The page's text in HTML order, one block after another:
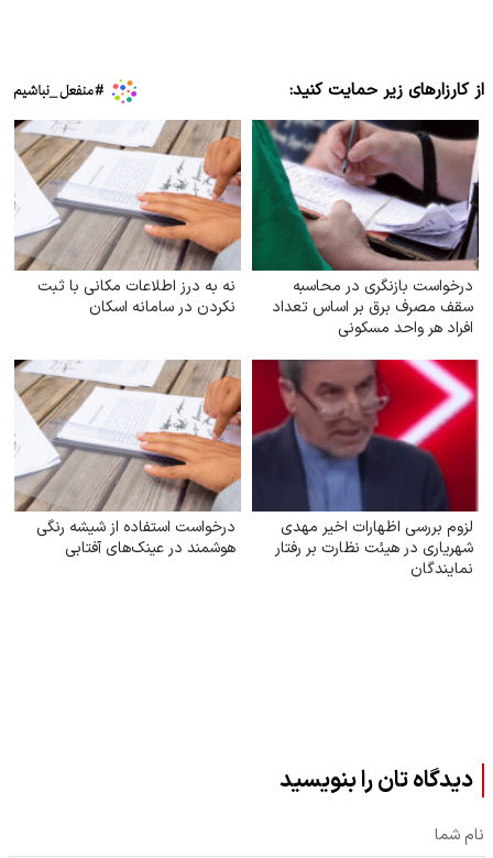
از کارزارهای زیر حمایت کنید:
درخواست بازنگری در محاسبه
سقف مصرف برق بر اساس تعداد
افراد هر واحد مسکونی
نه به درز اطلاعات مکانی با ثبت
نکردن در سامانه اسکان
لزوم بررسی اظهارات اخیر مهدی
شهریاری در هیئت نظارت بر رفتار
نمایندگان
درخواست استفاده از شیشه رنگی
هوشمند در عینک‌های آفتابی
دیدگاه تان را بنویسید
نام شما